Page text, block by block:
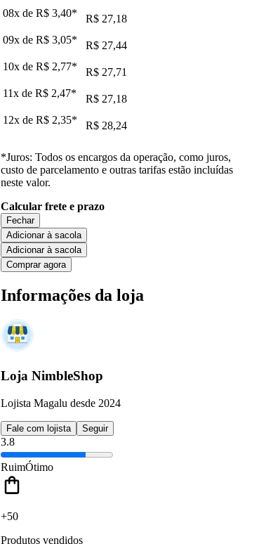
08x de R$ 3,40*
R$ 27,18
09x de R$ 3,05*
R$ 27,44
10x de R$ 2,77*
R$ 27,71
11x de R$ 2,47*
R$ 27,18
12x de R$ 2,35* R$ 28,24
*Juros: Todos os encargos da operação, como juros,
custo de parcelamento e outras tarifas estão incluídas
neste valor.
Calcular frete e prazo
Fechar
Adicionar à sacola
Adicionar à sacola
Comprar agora
Informações da loja
Loja NimbleShop
Lojista Magalu desde 2024
Fale com lojista Seguir
3.8
RuimÓtimo
+50
Produtos vendidos